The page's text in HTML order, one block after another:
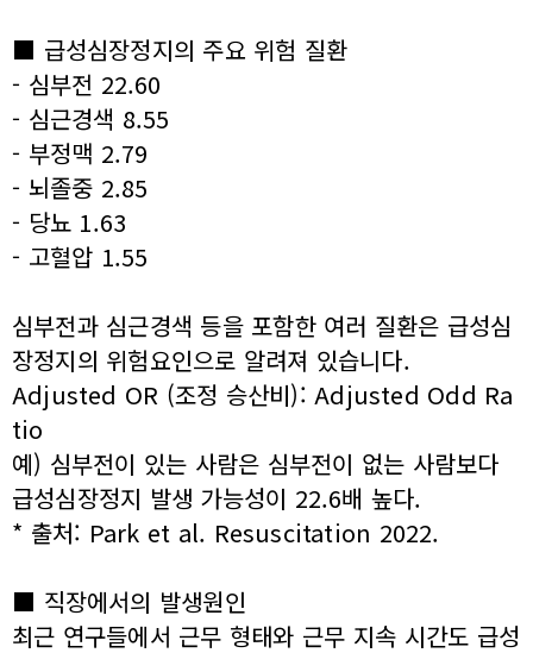
■ 급성심장정지의 주요 위험 질환
- 심부전 22.60
- 심근경색 8.55
- 부정맥 2.79
- 뇌졸중 2.85
- 당뇨 1.63
- 고혈압 1.55
심부전과 심근경색 등을 포함한 여러 질환은 급성심
장정지의 위험요인으로 알려져 있습니다.
Adjusted OR (조정 승산비): Adjusted Odd Ra
tio
예) 심부전이 있는 사람은 심부전이 없는 사람보다
급성심장정지 발생 가능성이 22.6배 높다.
* 출처: Park et al. Resuscitation 2022.
■ 직장에서의 발생원인
최근 연구들에서 근무 형태와 근무 지속 시간도 급성